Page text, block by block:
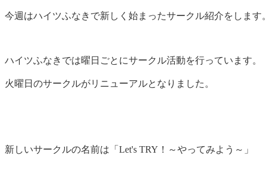
今週はハイツふなきで新しく始まったサークル紹介をします。
ハイツふなきでは曜日ごとにサークル活動を行っています。
火曜日のサークルがリニューアルとなりました。
新しいサークルの名前は「 Let's TRY ！～やってみよう～」